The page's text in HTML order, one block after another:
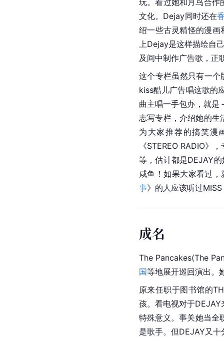
文化。Dejay同时还在
绍一些古灵精怪的漫画
上Dejay是这样描绘自
及间中制作广告歌，正
这个专栏虽然只有一
kiss酷儿广告唱这歌的
曲主唱一手包办，就是
志写专栏，介绍她的生
为大家推荐的搞笑漫
《STEREO RADIO》
等，估计都是DEJAY
咸鱼！如果大家看过
事》的人应该听过
成名
The Pancakes(The
国等地展开巡回演出。
原来任职于图书馆的
孩。看电视对于
特殊意义。事关她当全
是歌手。但DEJAY又